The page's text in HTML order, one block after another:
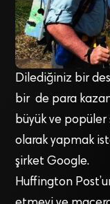
Dilediğiniz bir
bir de para
büyük ve popüler
olarak yapmak
şirket Google.
Huffington